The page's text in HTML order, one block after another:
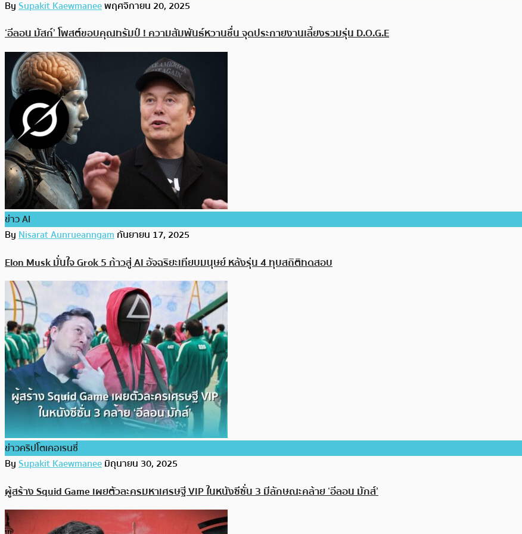
BySupakit Kaewmaneeพฤศจิกายน 20, 2025
‘อีลอน มัสก์’ โพสต์ขอบคุณทรัมป์ ! ความสัมพันธ์หวานชื่น จุดประกายงานเลี้ยงรวมรุ่น D.O.G.E
ข่าว AI
ByNisarat Aunrueanngamกันยายน 17, 2025
Elon Musk มั่นใจ Grok 5 ก้าวสู่ AI อัจฉริยะเทียบมนุษย์ หลังรุ่น 4 ทุบสถิติทดสอบ
ข่าวคริปโตเคอเรนซี่
BySupakit Kaewmaneeมิถุนายน 30, 2025
ผู้สร้าง Squid Game เผยตัวละครมหาเศรษฐี VIP ในหนังซีซั่น 3 มีลักษณะคล้าย ‘อีลอน มักส์’